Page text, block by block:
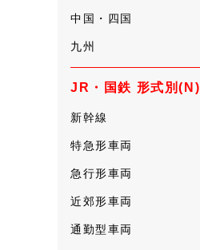
中国・四国
九州
JR・国鉄 形式別(N)
新幹線
特急形車両
急行形車両
近郊形車両
通勤型車両